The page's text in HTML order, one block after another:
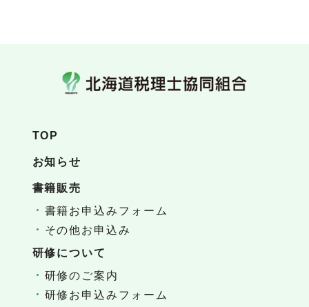
TOP
お知らせ
書籍販売
書籍お申込みフォーム
その他お申込み
研修について
研修のご案内
研修お申込みフォーム